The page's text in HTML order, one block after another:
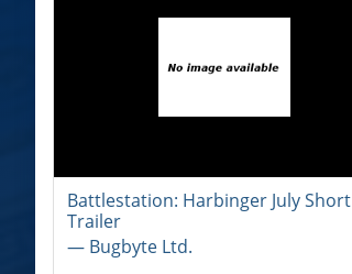
Battlestation: Harbinger July Short
Trailer
― Bugbyte Ltd.